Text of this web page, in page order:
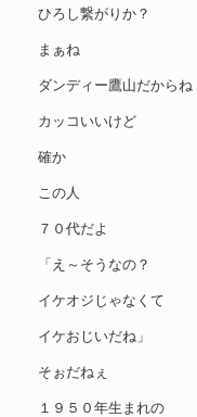
ひろし繋がりか？
まぁね
ダンディー鷹山だからね
カッコいいけど
確か
この人
７０代だよ
「え～そうなの？
イケオジじゃなくて
イケおじいだね」
そぉだねぇ
１９５０年生まれの